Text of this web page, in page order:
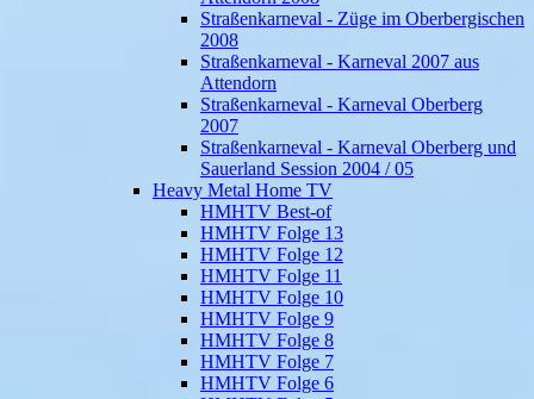
Straßenkarneval - Züge im Oberbergischen
2008
Straßenkarneval - Karneval 2007 aus
Attendorn
Straßenkarneval - Karneval Oberberg
2007
Straßenkarneval - Karneval Oberberg und
Sauerland Session 2004 / 05
Heavy Metal Home TV
HMHTV Best-of
HMHTV Folge 13
HMHTV Folge 12
HMHTV Folge 11
HMHTV Folge 10
HMHTV Folge 9
HMHTV Folge 8
HMHTV Folge 7
HMHTV Folge 6